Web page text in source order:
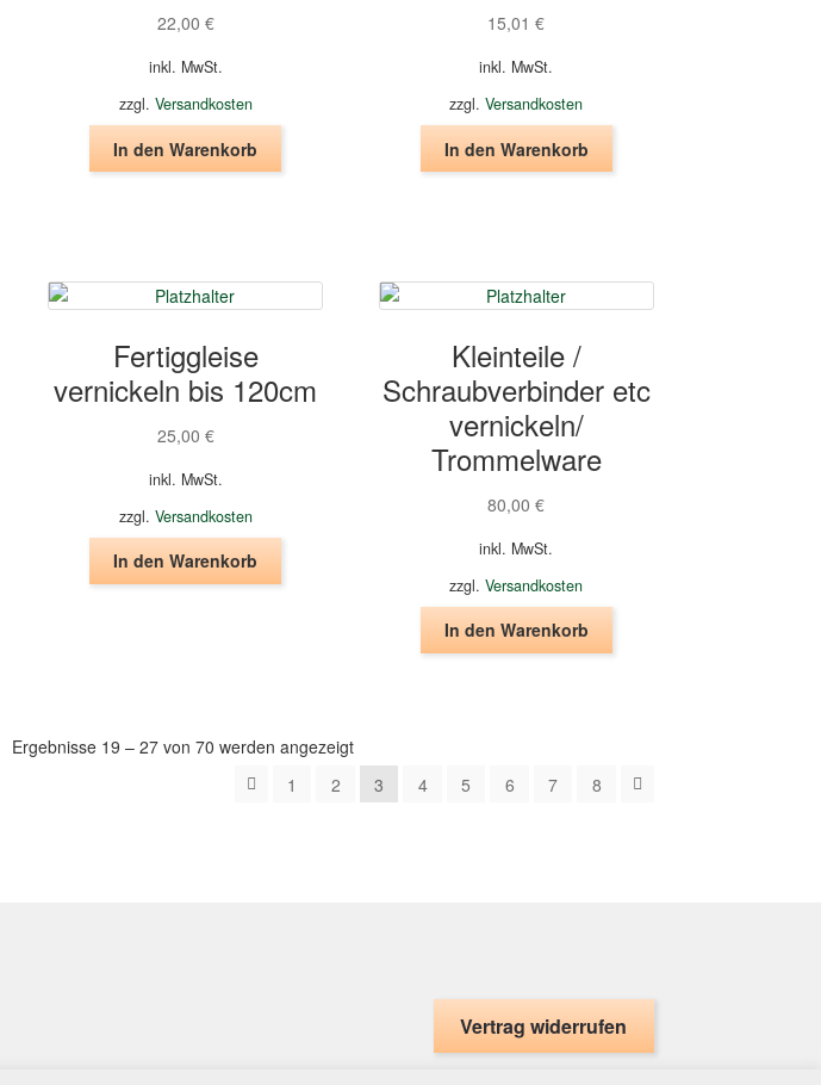
22,00 €
inkl. MwSt.
zzgl. Versandkosten
In den Warenkorb
15,01€
inkl. MwSt.
zzgl.Versandkosten
In den Warenkorb
Fertiggleise
vernickeln bis 120cm
25,00 €
inkl. MwSt.
zzgl. Versandkosten
In den Warenkorb
Kleinteile /
Schraubverbinder etc
vernickeln/
Trommelware
80,00€
inkl. MwSt.
zzgl.Versandkosten
In den Warenkorb
Ergebnisse 19 – 27 von 70 werden angezeigt
1
2 3 4 5 6 7 8
Vertrag widerrufen